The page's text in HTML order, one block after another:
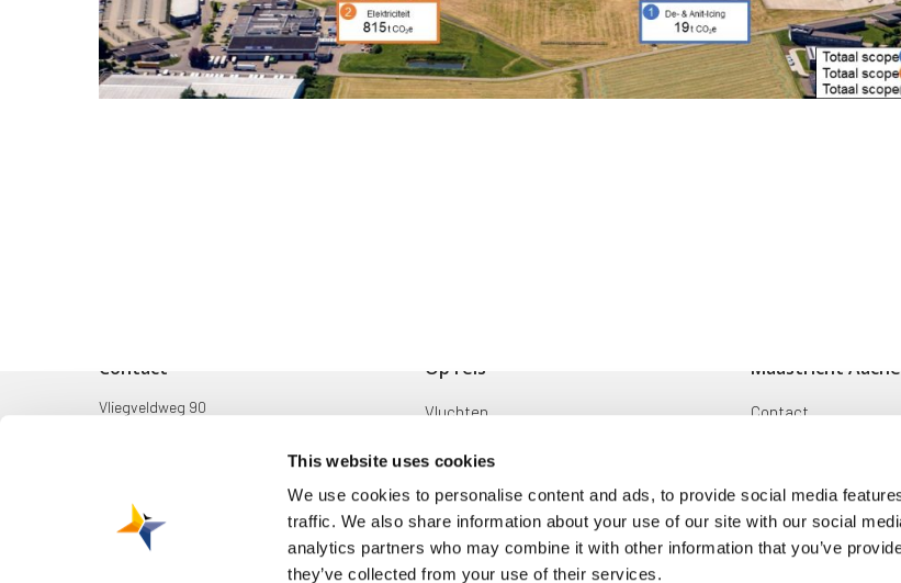
This website uses cookies
We use cookies to personalise content and ads, to provide social media
traffic. We also share information about your use of our site with our social
analytics partners who may combine it with other information that you’ve
they’ve collected from your use of their services.
Contact
Vliegveldweg 90
infodesk@maa.nl
Op reis
Vluchten
Bestemmingen
Mijn reis
Zoek & Boek
Maastricht
Contact
Voorwaarden en
Disclaimer